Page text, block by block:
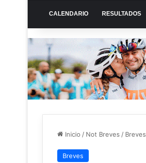
CALENDARIO RESULTADOS
Inicio / Not Breves / Breves
Breves